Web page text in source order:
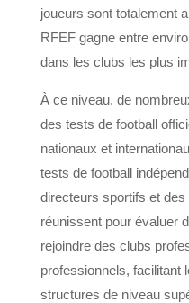
joueurs sont totalement
RFEF gagne entre
dans les clubs les plus
À ce niveau, de
des tests de football
nationaux et
tests de football
directeurs sportifs et
réunissent pour évaluer
rejoindre des clubs
professionnels, facilitant
structures de niveau